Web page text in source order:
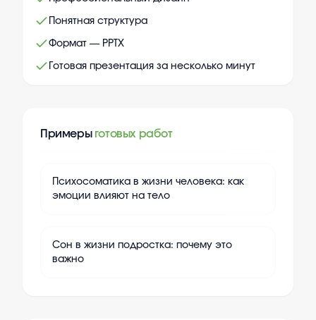
Понятная структура
Формат — PPTX
Готовая презентация за несколько минут
Примеры готовых работ
Психосоматика в жизни человека: как
эмоции влияют на тело
Сон в жизни подростка: почему это
важно